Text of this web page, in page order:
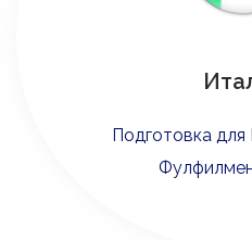
Подготовка для